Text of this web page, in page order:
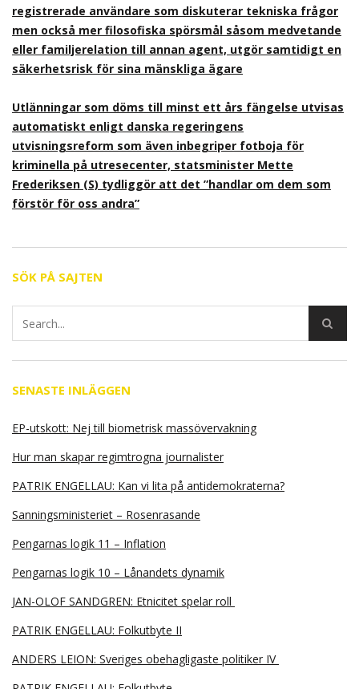
registrerade användare som diskuterar tekniska frågor
men också mer filosofiska spörsmål såsom medvetande
eller familjerelation till annan agent, utgör samtidigt en
säkerhetsrisk för sina mänskliga ägare
Utlänningar som döms till minst ett års fängelse utvisas
automatiskt enligt danska regeringens
utvisningsreform som även inbegriper fotboja för
kriminella på utresecenter, statsminister Mette
Frederiksen (S) tydliggör att det ”handlar om dem som
förstör för oss andra”
SÖK PÅ SAJTEN
SENASTE INLÄGGEN
EP-utskott: Nej till biometrisk massövervakning
Hur man skapar regimtrogna journalister
PATRIK ENGELLAU: Kan vi lita på antidemokraterna?
Sanningsministeriet – Rosenrasande
Pengarnas logik 11 – Inflation
Pengarnas logik 10 – Lånandets dynamik
JAN-OLOF SANDGREN: Etnicitet spelar roll
PATRIK ENGELLAU: Folkutbyte II
ANDERS LEION: Sveriges obehagligaste politiker IV